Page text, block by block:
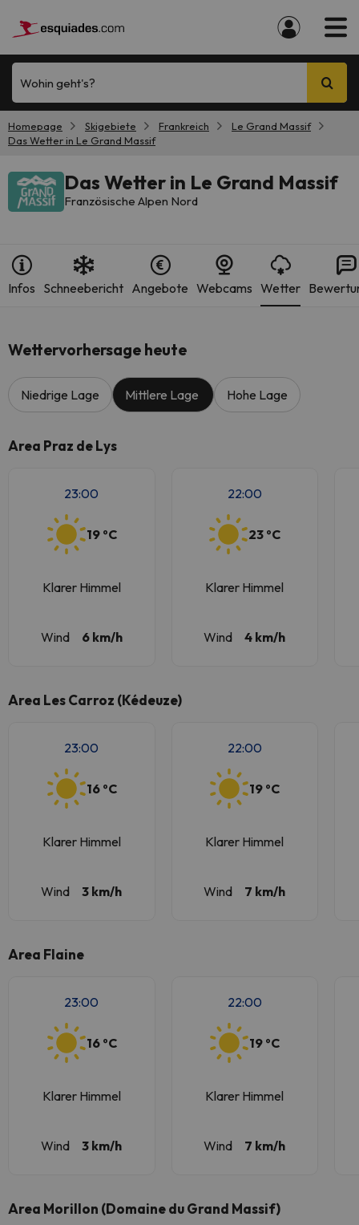
Wohin geht's?
Homepage Skigebiete Frankreich
Le Grand Massif
Das Wetter in Le Grand Massif
Das Wetter in Le Grand Massif
Französische Alpen Nord
Infos Schneebericht Angebote Webcams Wetter
Wettervorhersage heute
Niedrige Lage Mittlere Lage Hohe Lage
Area Praz de Lys
23:00
19 ºC
Klarer Himmel
Wind 6 km/h
22:00
23 ºC
Klarer Himmel
Wind 4 km/h
Area Les Carroz (Kédeuze)
23:00
16 ºC
Klarer Himmel
Wind 3 km/h
22:00
19 ºC
Klarer Himmel
Wind 7 km/h
Area Flaine
23:00
16 ºC
Klarer Himmel
Wind 3 km/h
22:00
19 ºC
Klarer Himmel
Wind 7 km/h
Area Morillon (Domaine du Grand Massif)